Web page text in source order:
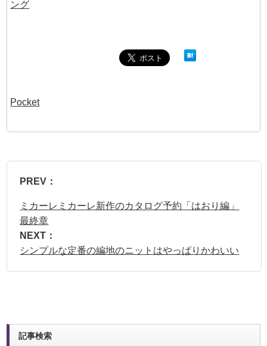
Pocket
PREV：
ミカーレミカーレ新作のカタログ予約「はおり編」
最終章
NEXT：
シンプルな定番の編地のニットはやっぱりかわいい
記事検索